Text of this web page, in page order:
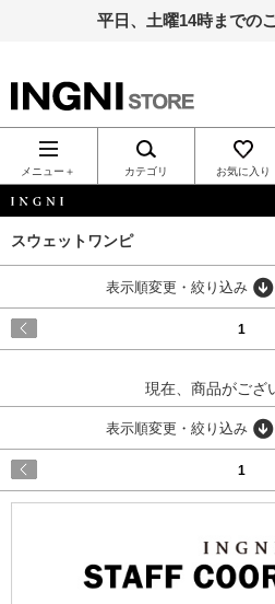
平日、土曜14時までの
INGNI（イン
グ）公式通
販｜INGNI
STORE
メニュー＋ カテゴリ お気に入り
スウェットワンピ
表示順変更・絞り込み
1
現在、商品がござ
表示順変更・絞り込み
1